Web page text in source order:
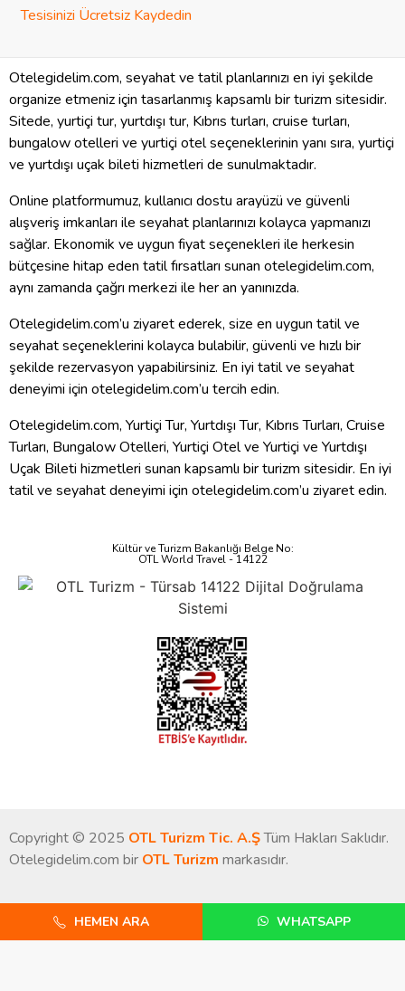
Tesisinizi Ücretsiz Kaydedin
Otelegidelim.com, seyahat ve tatil planlarınızı en iyi şekilde
organize etmeniz için tasarlanmış kapsamlı bir turizm sitesidir.
Sitede, yurtiçi tur, yurtdışı tur, Kıbrıs turları, cruise turları,
bungalow otelleri ve yurtiçi otel seçeneklerinin yanı sıra, yurtiçi
ve yurtdışı uçak bileti hizmetleri de sunulmaktadır.
Online platformumuz, kullanıcı dostu arayüzü ve güvenli
alışveriş imkanları ile seyahat planlarınızı kolayca yapmanızı
sağlar. Ekonomik ve uygun fiyat seçenekleri ile herkesin
bütçesine hitap eden tatil fırsatları sunan otelegidelim.com,
aynı zamanda çağrı merkezi ile her an yanınızda.
Otelegidelim.com’u ziyaret ederek, size en uygun tatil ve
seyahat seçeneklerini kolayca bulabilir, güvenli ve hızlı bir
şekilde rezervasyon yapabilirsiniz. En iyi tatil ve seyahat
deneyimi için otelegidelim.com’u tercih edin.
Otelegidelim.com, Yurtiçi Tur, Yurtdışı Tur, Kıbrıs Turları, Cruise
Turları, Bungalow Otelleri, Yurtiçi Otel ve Yurtiçi ve Yurtdışı
Uçak Bileti hizmetleri sunan kapsamlı bir turizm sitesidir. En iyi
tatil ve seyahat deneyimi için otelegidelim.com’u ziyaret edin.
Kültür ve Turizm Bakanlığı Belge No:
OTL World Travel - 14122
Copyright © 2025 OTL Turizm Tic. A.ŞTüm Hakları Saklıdır.
Otelegidelim.com bir OTL Turizm markasıdır.
HEMEN ARA WHATSAPP